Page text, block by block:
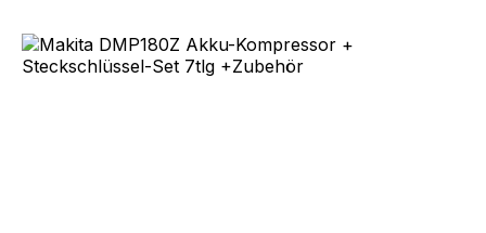
Bildergalerie überspringen